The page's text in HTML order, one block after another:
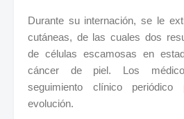
Durante su internación, se le
cutáneas, de las cuales dos
de células escamosas en
cáncer de piel. Los
seguimiento clínico
evolución.